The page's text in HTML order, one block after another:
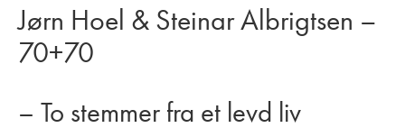
Jørn Hoel & Steinar Albrigtsen –
70+70
– To stemmer fra et levd liv